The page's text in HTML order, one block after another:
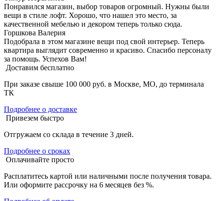
Понравился магазин, выбор товаров огромный. Нужны были
вещи в стиле лофт. Хорошо, что нашел это место, за
качественной мебелью и декором теперь только сюда.
Горшкова Валерия
Подобрала в этом магазине вещи под свой интерьер. Теперь
квартира выглядит современно и красиво. Спасибо персоналу
за помощь. Успехов Вам!
Доставим бесплатно
При заказе свыше 100 000 руб. в Москве, МО, до терминала
ТК
Подробнее о доставке
Привезем быстро
Отгружаем со склада в течение 3 дней.
Подробнее о сроках
Оплачивайте просто
Расплатитесь картой или наличными после получения товара.
Или оформите рассрочку на 6 месяцев без %.